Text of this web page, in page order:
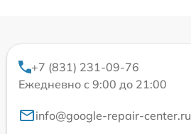
+7 (831) 231-09-76
Ежедневно с 9:00 до 21:00
info@google-repair-center.ru